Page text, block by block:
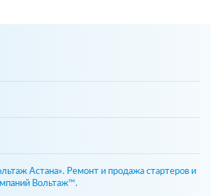
Астана». Ремонт и продажа стартеров и
Вольтаж™.